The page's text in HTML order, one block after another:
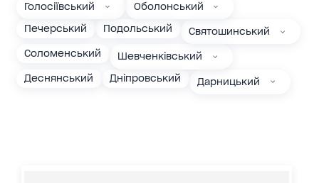
Голосіївський
Оболонський
Печерський
Подольський
Святошинський
Соломенський
Шевченківський
Деснянський
Дніпровський Дарницький